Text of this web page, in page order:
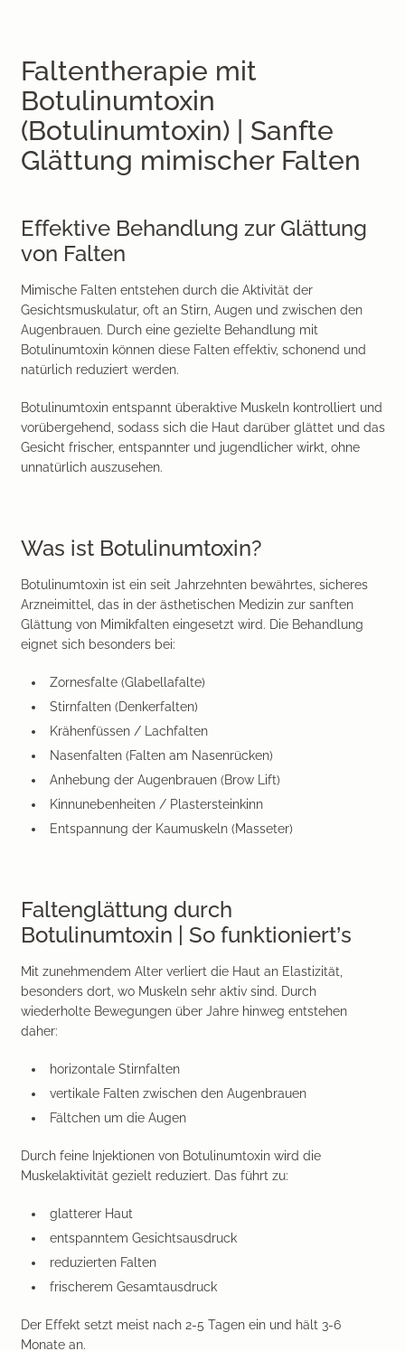
Faltentherapie mit
Botulinumtoxin
(Botulinumtoxin) | Sanfte
Glättung mimischer Falten
Effektive Behandlung zur Glättung
von Falten
Mimische Falten entstehen durch die Aktivität der
Gesichtsmuskulatur, oft an Stirn, Augen und zwischen den
Augenbrauen. Durch eine gezielte Behandlung mit
Botulinumtoxinkönnen diese Falten effektiv, schonend und
natürlich reduziert werden.
Botulinumtoxin entspannt überaktive Muskeln kontrolliert und
vorübergehend, sodass sich die Haut darüber glättet und das
Gesicht frischer, entspannter und jugendlicher wirkt, ohne
unnatürlich auszusehen.
Was ist Botulinumtoxin?
Botulinumtoxin ist ein seit Jahrzehnten bewährtes, sicheres
Arzneimittel, das in der ästhetischen Medizin zur sanften
Glättung von Mimikfalteneingesetzt wird. Die Behandlung
eignet sich besonders bei:
Zornesfalte (Glabellafalte)
Stirnfalten (Denkerfalten)
Krähenfüssen / Lachfalten
Nasenfalten (Falten am Nasenrücken)
Anhebung der Augenbrauen (Brow Lift)
Kinnunebenheiten / Plastersteinkinn
Entspannung der Kaumuskeln (Masseter)
Faltenglättung durch
Botulinumtoxin | So funktioniert’s
Mit zunehmendem Alter verliert die Haut an Elastizität,
besonders dort, wo Muskeln sehr aktiv sind. Durch
wiederholte Bewegungen über Jahre hinweg entstehen
daher:
horizontale Stirnfalten
vertikale Falten zwischen den Augenbrauen
Fältchen um die Augen
Durch feine Injektionen von Botulinumtoxin wird die
Muskelaktivität gezielt reduziert. Das führt zu:
glatterer Haut
entspanntem Gesichtsausdruck
reduzierten Falten
frischerem Gesamtausdruck
Der Effekt setzt meist nach 2-5 Tagen einund hält 3-6
Monatean.